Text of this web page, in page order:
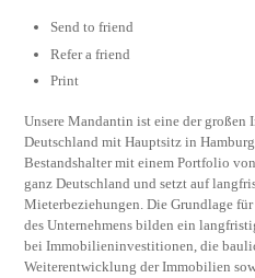
Send to friend
Refer a friend
Print
Unsere Mandantin ist eine der
Deutschland mit Hauptsitz in
Bestandshalter mit einem Portfolio
ganz Deutschland und setzt auf
Mieterbeziehungen. Die Grundlage
des Unternehmens bilden ein
bei Immobilieninvestitionen, die
Weiterentwicklung der Immobilien